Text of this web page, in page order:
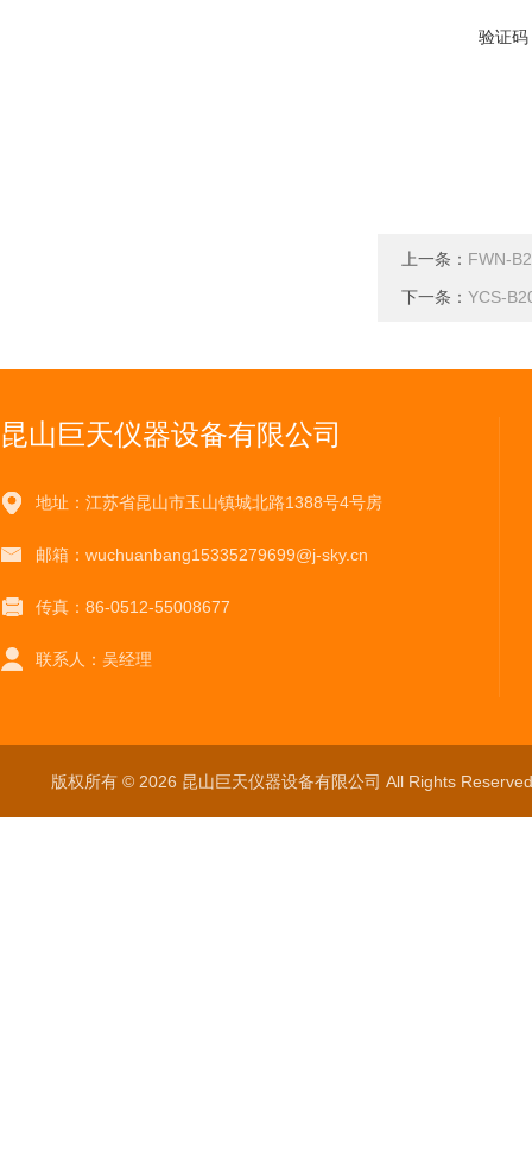
验证码
上一条： FWN-
下一条： YCS-
昆山巨天仪器设备有限公司
地址：江苏省昆山市玉山镇城北路1388号4号房
邮箱：wuchuanbang15335279699@j-sky.cn
传真：86-0512-55008677
联系人：吴经理
版权所有 © 2026 昆山巨天仪器设备有限公司 All Rights